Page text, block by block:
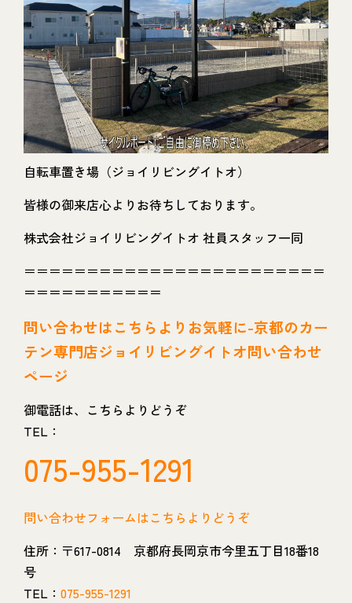
自転車置き場（ジョイリビングイトオ）
皆様の御来店心よりお待ちしております。
株式会社ジョイリビングイトオ 社員スタッフ一同
＝＝＝＝＝＝＝＝＝＝＝＝＝＝＝＝＝＝＝＝＝＝＝＝
＝＝＝＝＝＝＝＝＝＝＝
問い合わせはこちらよりお気軽に-京都のカー
テン専門店ジョイリビングイトオ問い合わせ
ページ
御電話は、こちらよりどうぞ
TEL：
075-955-1291
問い合わせフォームはこちらよりどうぞ
住所：〒617-0814 京都府長岡京市今里五丁目18番18
号
TEL： 075-955-1291